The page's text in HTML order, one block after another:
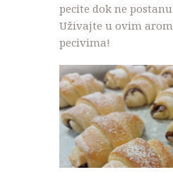
pecite dok ne
Uživajte u ovim
pecivima!